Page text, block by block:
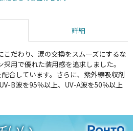
詳細
こだわり、涙の交換をスムーズにするな
用で優れた装用感を追求しました。
合しています。さらに、紫外線吸収剤
B波を95％以上、UV-A波を50％以上